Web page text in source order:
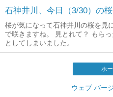
石神井川、今日（3/30）の桜
桜が気になって石神井川の桜を見
で咲きますね。 見とれて？ もら
としてしまいました。
ホ
ウェブ バー